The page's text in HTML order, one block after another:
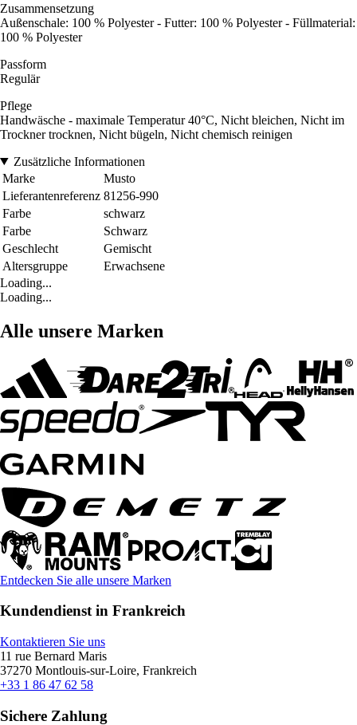
Zusammensetzung
Außenschale: 100 % Polyester - Futter: 100 % Polyester - Füllmaterial:
100 % Polyester
Passform
Regulär
Pflege
Handwäsche - maximale Temperatur 40°C, Nicht bleichen, Nicht im
Trockner trocknen, Nicht bügeln, Nicht chemisch reinigen
Zusätzliche Informationen
Marke
Musto
Lieferantenreferenz 81256-990
Farbe
schwarz
Farbe
Schwarz
Geschlecht
Gemischt
Altersgruppe
Erwachsene
Loading...
Loading...
Alle unsere Marken
Entdecken Sie alle unsere Marken
Kundendienst in Frankreich
Kontaktieren Sie uns
11 rue Bernard Maris
37270 Montlouis-sur-Loire, Frankreich
+33 1 86 47 62 58
Sichere Zahlung